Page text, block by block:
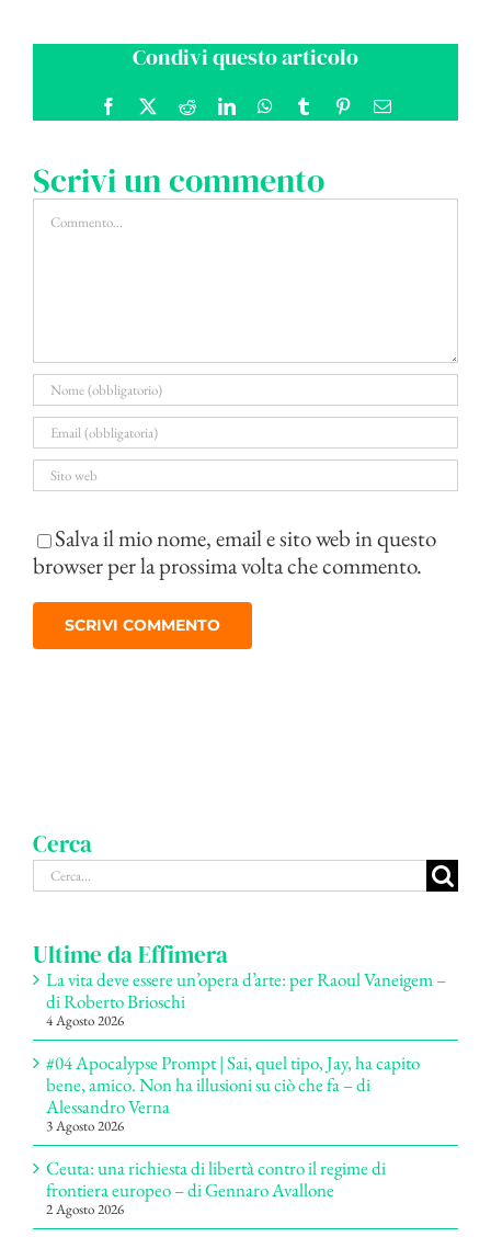
Condivi questo articolo
Facebook RedditLinkedInWhatsApp
Tumblr PinterestEmail
Scrivi un commento
Commento
Salva il mio nome, email e sito web in questo
browser per la prossima volta che commento.
Cerca
Cerca
per:
Ultime da Effimera
La vita deve essere un’opera d’arte: per Raoul Vaneigem –
di Roberto Brioschi
4 Agosto 2026
#04 Apocalypse Prompt | Sai, quel tipo, Jay, ha capito
bene, amico. Non ha illusioni su ciò che fa – di
Alessandro Verna
3 Agosto 2026
Ceuta: una richiesta di libertà contro il regime di
frontiera europeo – di Gennaro Avallone
2 Agosto 2026